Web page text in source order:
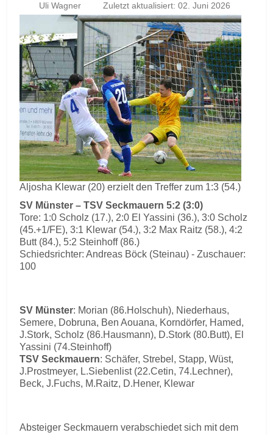
Uli Wagner Zuletzt aktualisiert: 02. Juni 2026
Aljosha Klewar (20) erzielt den Treffer zum 1:3 (54.)
SV Münster – TSV Seckmauern 5:2 (3:0)
Tore: 1:0 Scholz (17.), 2:0 El Yassini (36.), 3:0 Scholz
(45.+1/FE), 3:1 Klewar (54.), 3:2 Max Raitz (58.), 4:2
Butt (84.), 5:2 Steinhoff (86.)
Schiedsrichter: Andreas Böck (Steinau) - Zuschauer:
100
SV Münster: Morian (86.Holschuh), Niederhaus,
Semere, Dobruna, Ben Aouana, Korndörfer, Hamed,
J.Stork, Scholz (86.Hausmann), D.Stork (80.Butt), El
Yassini (74.Steinhoff)
TSV Seckmauern: Schäfer, Strebel, Stapp, Wüst,
J.Prostmeyer, L.Siebenlist (22.Cetin, 74.Lechner),
Beck, J.Fuchs, M.Raitz, D.Hener, Klewar
Absteiger Seckmauern verabschiedet sich mit dem